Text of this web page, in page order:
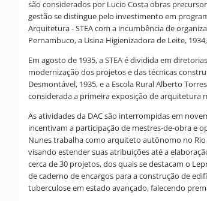
são considerados por Lucio Costa obras
gestão se distingue pelo investimento em
Arquitetura - STEA com a incumbência de
Pernambuco, a Usina Higienizadora de Leite,
Em agosto de 1935, a STEA é dividida em
modernização dos projetos e das técnicas
Desmontável, 1935, e a Escola Rural Alberto
considerada a primeira exposição de arquitetura
As atividades da DAC são interrompidas em
incentivam a participação de mestres-de-obra e
Nunes trabalha como arquiteto autônomo no Rio
visando estender suas atribuições até a
cerca de 30 projetos, dos quais se destacam o
de caderno de encargos para a construção de
tuberculose em estado avançado, falecendo